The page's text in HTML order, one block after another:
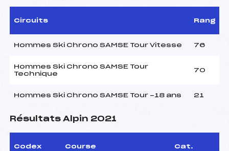
Circuits Rang
Hommes Ski Chrono SAMSE Tour Vitesse 76
Hommes Ski Chrono SAMSE Tour
Technique
70
Hommes Ski Chrono SAMSE Tour -18 ans 21
Résultats Alpin 2021
Codex Course Cat.